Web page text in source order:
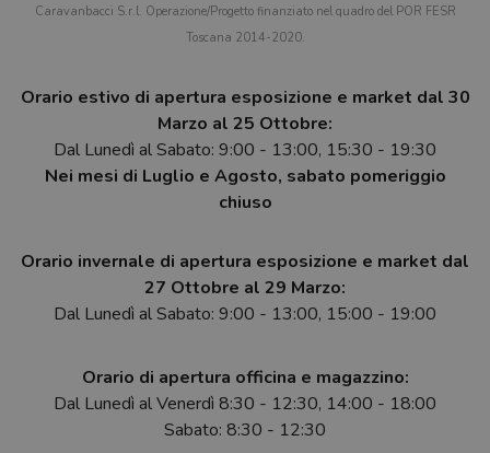
Caravanbacci S.r.l. Operazione/Progetto finanziato nel quadro del POR FESR
Toscana 2014-2020.
Orario estivo di apertura esposizione e market dal 30
Marzo al 25 Ottobre:
Dal Lunedì al Sabato: 9:00 - 13:00, 15:30 - 19:30
Nei mesi di Luglio e Agosto, sabato pomeriggio
chiuso
Orario invernale di apertura esposizione e market dal
27 Ottobre al 29 Marzo:
Dal Lunedì al Sabato: 9:00 - 13:00, 15:00 - 19:00
Orario di apertura officina e magazzino:
Dal Lunedì al Venerdì 8:30 - 12:30, 14:00 - 18:00
Sabato: 8:30 - 12:30